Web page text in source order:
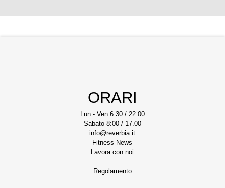
ORARI
Lun - Ven 6:30 / 22.00
Sabato 8:00 / 17.00
info@reverbia.it
Fitness News
Lavora con noi
Regolamento